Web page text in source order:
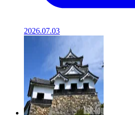
2026.07.03